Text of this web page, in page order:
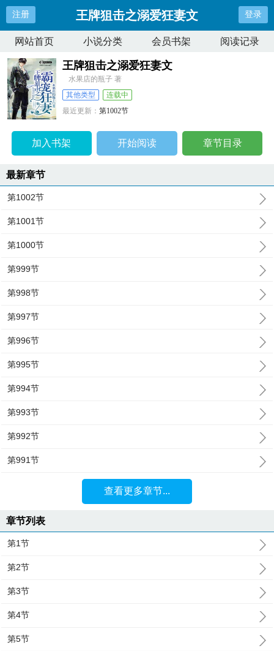
注册 王牌狙击之溺爱狂妻文 登录
网站首页 小说分类 会员书架 阅读记录
王牌狙击之溺爱狂妻文
水果店的瓶子 著
其他类型
连载中
最近更新：第1002节
加入书架 开始阅读 章节目录
最新章节
第1002节
第1001节
第1000节
第999节
第998节
第997节
第996节
第995节
第994节
第993节
第992节
第991节
查看更多章节...
章节列表
第1节
第2节
第3节
第4节
第5节